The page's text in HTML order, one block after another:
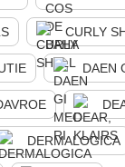
CURLY
DAEN
DERMALOGICA